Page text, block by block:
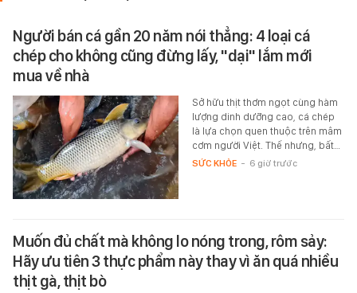
Người bán cá gần 20 năm nói thẳng: 4 loại cá
chép cho không cũng đừng lấy, "dại" lắm mới
mua về nhà
Sở hữu thịt thơm ngọt cùng hàm
lượng dinh dưỡng cao, cá chép
là lựa chọn quen thuộc trên mâm
cơm người Việt. Thế nhưng, bất…
SỨC KHỎE - 6 giờ trước
Muốn đủ chất mà không lo nóng trong, rôm sảy:
Hãy ưu tiên 3 thực phẩm này thay vì ăn quá nhiều
thịt gà, thịt bò